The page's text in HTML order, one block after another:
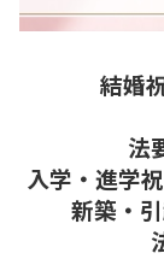
結婚
法
入学・進学
新築・